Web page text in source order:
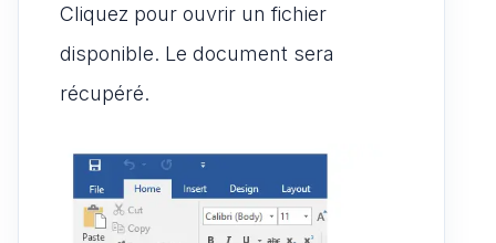
Cliquez pour ouvrir un fichier
disponible. Le document sera
récupéré.